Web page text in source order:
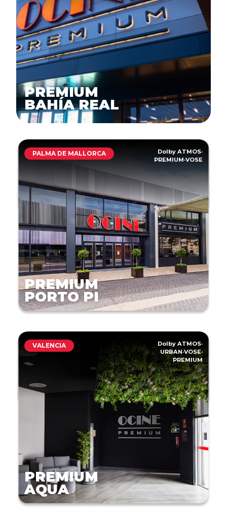
PREMIUM
BAHÍA REAL
PALMA DE MALLORCA Dolby ATMOS·
PREMIUM·VOSE
PREMIUM
PORTO PI
VALENCIA Dolby ATMOS·
URBAN·VOSE·
PREMIUM
PREMIUM
AQUA